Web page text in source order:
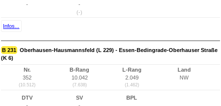
-
-
(-)
Infos...
B 231 Oberhausen-Hausmannsfeld (L 229) - Essen-Bedingrade-Oberhauser Straße
(K 6)
Nr.
352
(10.512)
B-Rang
10.042
(7.638)
L-Rang
2.049
(1.462)
Land
NW
DTV
SV
BPL